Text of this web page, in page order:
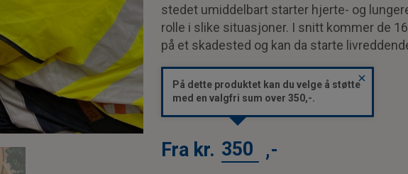
stedet umiddelbart starter hjerte- og
rolle i slike situasjoner. I snitt kommer de
på et skadested og kan da starte
Fra kr. ,-
close
På dette produktet kan du velge å støtte
med en valgfri sum over 350,-.